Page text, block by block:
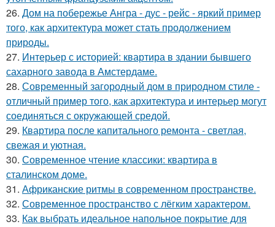
26. Дом на побережье Ангра - дус - рейс - яркий пример
того, как архитектура может стать продолжением
природы.
27. Интерьер с историей: квартира в здании бывшего
сахарного завода в Амстердаме.
28. Современный загородный дом в природном стиле -
отличный пример того, как архитектура и интерьер могут
соединяться с окружающей средой.
29. Квартира после капитального ремонта - светлая,
свежая и уютная.
30. Современное чтение классики: квартира в
сталинском доме.
31. Африканские ритмы в современном пространстве.
32. Современное пространство с лёгким характером.
33. Как выбрать идеальное напольное покрытие для